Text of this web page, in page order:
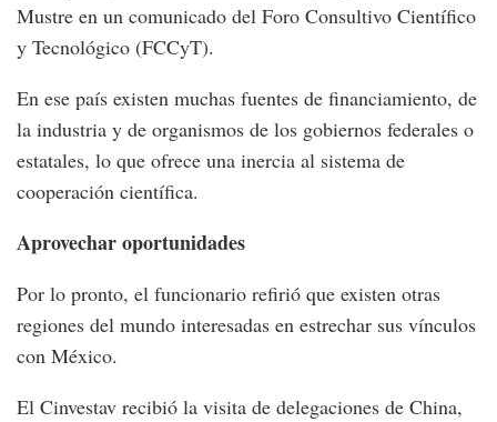
Mustre en un comunicado del Foro Consultivo Científico
y Tecnológico (FCCyT).
En ese país existen muchas fuentes de financiamiento, de
la industria y de organismos de los gobiernos federales o
estatales, lo que ofrece una inercia al sistema de
cooperación científica.
Aprovechar oportunidades
Por lo pronto, el funcionario refirió que existen otras
regiones del mundo interesadas en estrechar sus vínculos
con México.
El Cinvestav recibió la visita de delegaciones de China,